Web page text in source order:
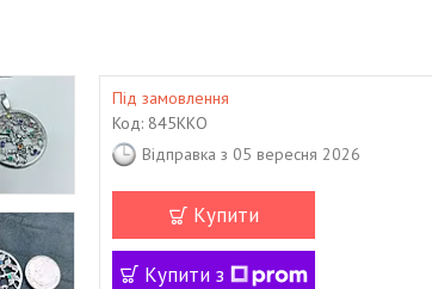
Під замовлення
Код: 845ККО
Відправка з 05 вересня 2026
Купити
Купити з